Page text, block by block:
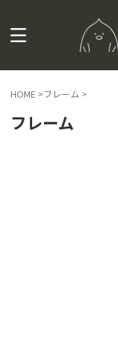
HOME >フレーム >
フレーム